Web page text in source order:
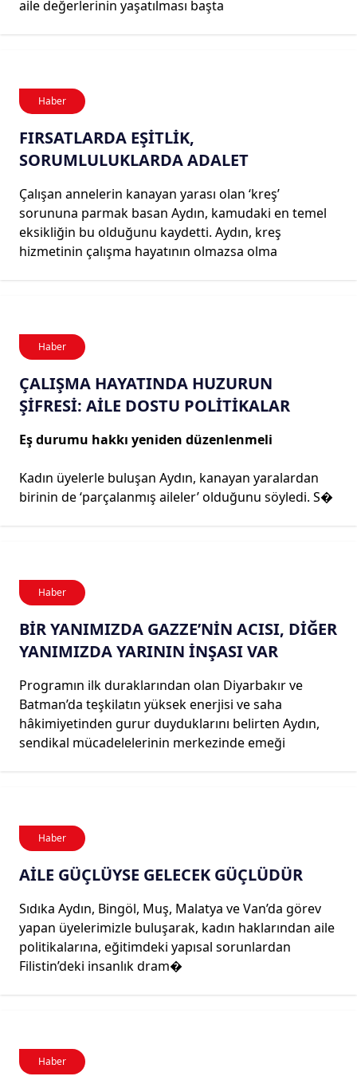
aile değerlerinin yaşatılması başta
Haber
FIRSATLARDA EŞİTLİK,
SORUMLULUKLARDA ADALET
Çalışan annelerin kanayan yarası olan ‘kreş’
sorununa parmak basan Aydın, kamudaki en temel
eksikliğin bu olduğunu kaydetti. Aydın, kreş
hizmetinin çalışma hayatının olmazsa olma
Haber
ÇALIŞMA HAYATINDA HUZURUN
ŞİFRESİ: AİLE DOSTU POLİTİKALAR
Eş durumu hakkı yeniden düzenlenmeli
Kadın üyelerle buluşan Aydın, kanayan yaralardan
birinin de ‘parçalanmış aileler’ olduğunu söyledi. S�
Haber
BİR YANIMIZDA GAZZE’NİN ACISI, DİĞER
YANIMIZDA YARININ İNŞASI VAR
Programın ilk duraklarından olan Diyarbakır ve
Batman’da teşkilatın yüksek enerjisi ve saha
hâkimiyetinden gurur duyduklarını belirten Aydın,
sendikal mücadelelerinin merkezinde emeği
Haber
AİLE GÜÇLÜYSE GELECEK GÜÇLÜDÜR
Sıdıka Aydın, Bingöl, Muş, Malatya ve Van’da görev
yapan üyelerimizle buluşarak, kadın haklarından aile
politikalarına, eğitimdeki yapısal sorunlardan
Filistin’deki insanlık dram�
Haber